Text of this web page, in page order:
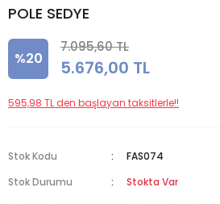
POLE SEDYE
%20
7.095,60 TL
5.676,00 TL
595,98 TL den başlayan taksitlerle!!
Stok Kodu
FAS074
Stok Durumu
Stokta Var